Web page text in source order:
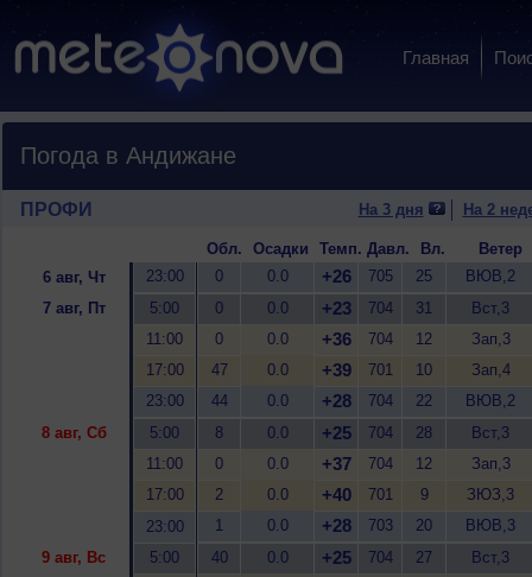
Главная
Погода в Андижане
ПРОФИ На 3 дня На 2
Обл. Осадки Темп. Давл. Вл.
Ветер
6 авг, Чт
23:00 0 0.0 +26 705 25
ВЮВ,2
7 авг, Пт
5:00 0 0.0 +23 704 31
Вст,3
11:00
0 0.0 +36 704 12
Зап,3
17:00
47 0.0 +39 701 10
Зап,4
23:00
44 0.0 +28 704 22
ВЮВ,2
8 авг, Сб
5:00 8 0.0 +25 704 28
Вст,3
11:00
0 0.0 +37 704 12
Зап,3
17:00
2 0.0 +40 701 9
ЗЮЗ,3
23:00
1 0.0 +28 703 20
ВЮВ,3
9 авг, Вс
5:00 40 0.0 +25 704 27
Вст,3